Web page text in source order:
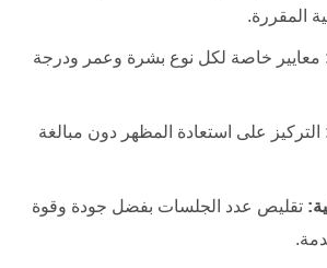
المقررة.
معايير خاصة لكل نوع بشرة وعمر ودرجة
التركيز على استعادة المظهر دون مبالغة
تقليص عدد الجلسات بفضل جودة وقوة